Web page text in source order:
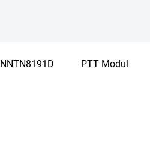
NNTN8191D PTT Modul